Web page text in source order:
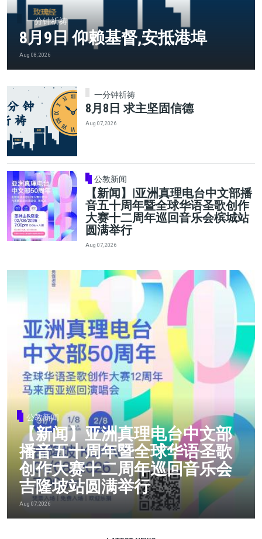
一分钟祈祷
8月9日 仰赖基督,安抵港埠
Aug 08, 2026
一分钟祈祷
8月8日 求主坚固信德
Aug 07, 2026
公教新闻
【新闻】|亚洲真理电台中文部播
音五十周年暨全球华语圣歌创作
大赛十二周年巡回音乐会槟城站
圆满举行
Aug 07, 2026
公教新闻
【新闻】亚洲真理电台中文部
播音五十周年暨全球华语圣歌
创作大赛十二周年巡回音乐会
吉隆坡站圆满举行
Aug 07, 2026